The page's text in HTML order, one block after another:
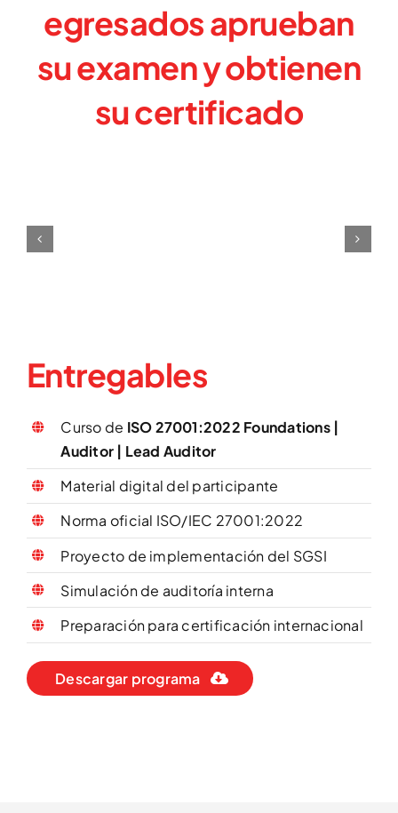
egresados aprueban
su examen yobtienen
su certificado
Entregables
Curso de ISO 27001:2022 Foundations |
Auditor | Lead Auditor
Material digital del participante
Norma oficial ISO/IEC 27001:2022
Proyecto de implementación del SGSI
Simulación de auditoría interna
Preparación para certificación internacional
Descargar programa